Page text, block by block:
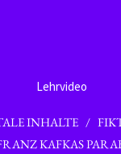
Lehrvideo
INHALTE/
KAFKAS